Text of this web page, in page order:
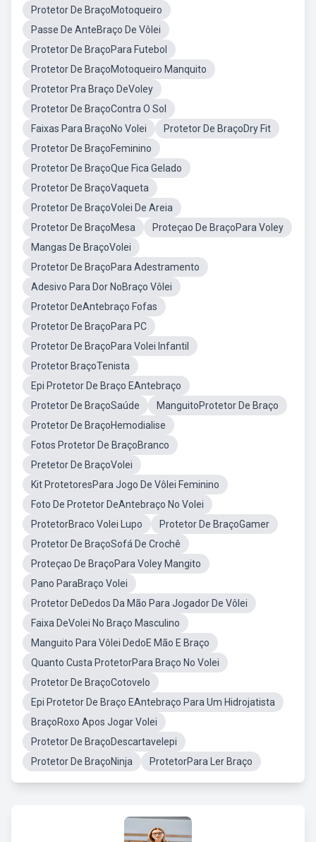
Protetor De BraçoMotoqueiro
Passe De AnteBraço De Vôlei
Protetor De BraçoPara Futebol
Protetor De BraçoMotoqueiro Manquito
Protetor Pra Braço DeVoley
Protetor De BraçoContra O Sol
Faixas Para BraçoNo Volei
Protetor De BraçoDry Fit
Protetor De BraçoFeminino
Protetor De BraçoQue Fica Gelado
Protetor De BraçoVaqueta
Protetor De BraçoVolei De Areia
Protetor De BraçoMesa
Proteçao De BraçoPara Voley
Mangas De BraçoVolei
Protetor De BraçoPara Adestramento
Adesivo Para Dor NoBraço Vôlei
Protetor DeAntebraço Fofas
Protetor De BraçoPara PC
Protetor De BraçoPara Volei Infantil
Protetor BraçoTenista
Epi Protetor De Braço EAntebraço
Protetor De BraçoSaúde
ManguitoProtetor De Braço
Protetor De BraçoHemodialise
Fotos Protetor De BraçoBranco
Pretetor De BraçoVolei
Kit ProtetoresPara Jogo De Vôlei Feminino
Foto De Protetor DeAntebraço No Volei
ProtetorBraco Volei Lupo
Protetor De BraçoGamer
Protetor De BraçoSofá De Crochê
Proteçao De BraçoPara Voley Mangito
Pano ParaBraço Volei
Protetor DeDedos Da Mão Para Jogador De Vôlei
Faixa DeVolei No Braço Masculino
Manguito Para Vôlei DedoE Mão E Braço
Quanto Custa ProtetorPara Braço No Volei
Protetor De BraçoCotovelo
Epi Protetor De Braço EAntebraço Para Um Hidrojatista
BraçoRoxo Apos Jogar Volei
Protetor De BraçoDescartavelepi
Protetor De BraçoNinja
ProtetorPara Ler Braço